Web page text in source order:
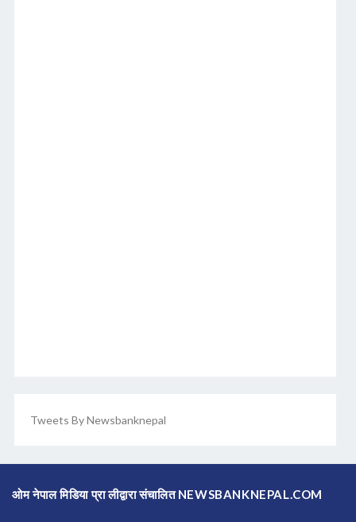
Tweets By Newsbanknepal
ओम नेपाल मिडिया प्रा लीद्वारा संचालित NEWSBANKNEPAL.COM